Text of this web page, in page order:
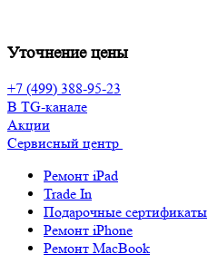
Уточнение цены
+7 (499) 388-95-23
В TG-канале
Акции
Сервисный центр
Ремонт iPad
Trade In
Подарочные сертификаты
Ремонт iPhone
Ремонт MacBook